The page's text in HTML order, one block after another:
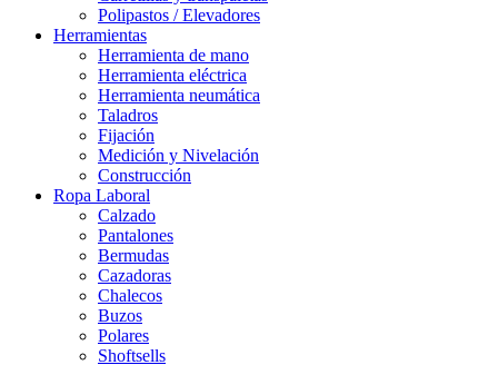
Polipastos / Elevadores
Herramientas
Herramienta de mano
Herramienta eléctrica
Herramienta neumática
Taladros
Fijación
Medición y Nivelación
Construcción
Ropa Laboral
Calzado
Pantalones
Bermudas
Cazadoras
Chalecos
Buzos
Polares
Shoftsells